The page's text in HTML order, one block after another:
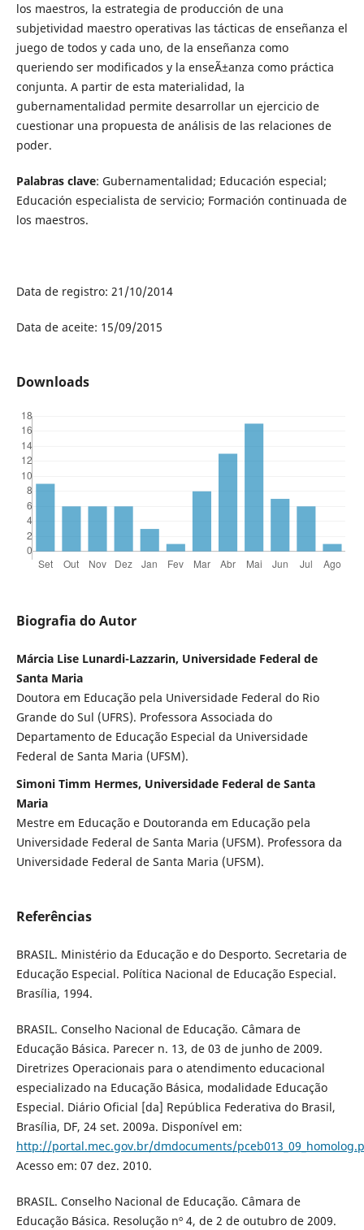
los maestros, la estrategia de producción de una
subjetividad maestro operativas las tácticas de enseñanza el
juego de todos y cada uno, de la enseñanza como
queriendo ser modificados y la enseÃ±anza como práctica
conjunta. A partir de esta materialidad, la
gubernamentalidad permite desarrollar un ejercicio de
cuestionar una propuesta de análisis de las relaciones de
poder.
Palabras clave: Gubernamentalidad; Educación especial;
Educación especialista de servicio; Formación continuada de
los maestros.
Data de registro: 21/10/2014
Data de aceite: 15/09/2015
Downloads
Biografia do Autor
Márcia Lise Lunardi-Lazzarin, Universidade Federal de
Santa Maria
Doutora em Educação pela Universidade Federal do Rio
Grande do Sul (UFRS). Professora Associada do
Departamento de Educação Especial da Universidade
Federal de Santa Maria (UFSM).
Simoni Timm Hermes, Universidade Federal de Santa
Maria
Mestre em Educação e Doutoranda em Educação pela
Universidade Federal de Santa Maria (UFSM). Professora da
Universidade Federal de Santa Maria (UFSM).
Referências
BRASIL. Ministério da Educação e do Desporto. Secretaria de
Educação Especial. Política Nacional de Educação Especial.
Brasília, 1994.
BRASIL. Conselho Nacional de Educação. Câmara de
Educação Básica. Parecer n. 13, de 03 de junho de 2009.
Diretrizes Operacionais para o atendimento educacional
especializado na Educação Básica, modalidade Educação
Especial. Diário Oficial [da] República Federativa do Brasil,
Brasília, DF, 24 set. 2009a. Disponível em:
http://portal.mec.gov.br/dmdocuments/
Acesso em: 07 dez. 2010.
BRASIL. Conselho Nacional de Educação. Câmara de
Educação Básica. Resolução nº 4, de 2 de outubro de 2009.